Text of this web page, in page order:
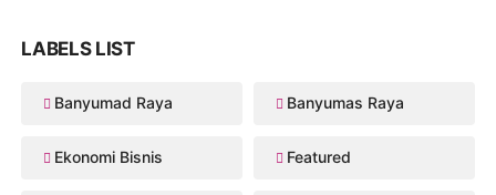
LABELS LIST
Banyumad Raya Banyumas Raya
Ekonomi Bisnis Featured